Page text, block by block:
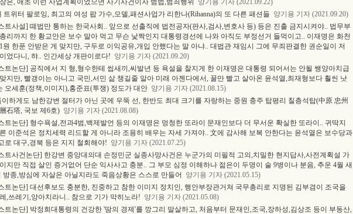
은, 애초 이런 사업계획이었으면 사기사건이자 범법,범죄행위
양기용 기자 (2021.09.22)
트위터 팔로잉, 최고의 여성 팝 가수,모델,패션사업가 리한나(Rihanna)의 또 다른 패션들 양기용 기자 (2021.09.20)
트사설] 떼법만 통하는 한국사회.. 앞으로 선출직에 법전공자(판사,검사,변호사 등) 등은 진출 금지시켜야.. 법무부
리까지 한 황교안은 보수 말아 먹고 무슨 낯짝인지 대통령경선에 나와 아직도 부정선거 들먹이고.. 이재명은 화천
원 한푼 안받은 게 맞지만, 구두로 이익공유,개입 안했다는 말 아냐.. 대법관 재임시 그에 무죄판결한 권순일이 저
었다니, 햐.. 인간세상 개판이로다! 양기용 기자 (2021.09.20)
트논단] 공직에서 지 형,형수한테 씹새끼,씨발년 등 욕설을 찰지게 한 이재명은 대통령 되어서는 안될 쌩양아치급
지만, 빨갱이는 아니고 국민,서민 삶 챙길줄 알아 미래 아젠다에서, 꿀만 빨고 살아온 윤석열,최재형보다 훨씬 낫
오세훈(정책,이미지),홍준표(투쟁) 정도가 대안 양기용 기자 (2021.08.15)
하게도 남한강변 절터가 아닌 곳에 우뚝 선, 한반도 최대 크기를 자랑하는 중원 충주 탑평리 칠층석탑(中原 忠州
石塔, 국보 제6호) 양기용 기자 (2021.08.08)
트논단] 형수욕설,전과4범,백제발언 등의 이재명은 멍청한 또라이 문재인보다 더 무서운 확실한 또라이.. 귀딱지
이준석은 정치세력 리드할 게 아니라 조용히 배우는 자세 가져야.. 文에 감사해 보복 안한다는 윤석열은 보수당과
로 대구,경북 등은 지지 철회해야! 양기용 기자 (2021.07.25)
트사건논단] 한강변 중앙대의대 손정민군 실종사망사건은 누군가의 미필적 고의,치밀한 현지답사,사전계획설 가
지만 직접 살인 증거없어 단순 익사사고 충분.. 그 부모 심정 이해하나 젊은이 두명이 술 9병이나 분음, 추운 4월 새
방종,방심에 자살은 아닐지라도 죽음상황은 스스로 만들어
양기용 기자 (2021.05.15)
트논단] 대선후보도 충분한, 진중하고 참한 이미지 정치인, 행안부장관거쳐 국무총리로 지명된 김부겸이 조국을
,쓰레기,양아치라니.. 참으로 기가 막히노라! 양기용 기자 (2021.05.08)
트논단] 박정희대통령의 건강한 '땀의 경제'를 깡그리 말살하고, 처음부터 문재인,조국,장하성,김상조 등이 부동산,